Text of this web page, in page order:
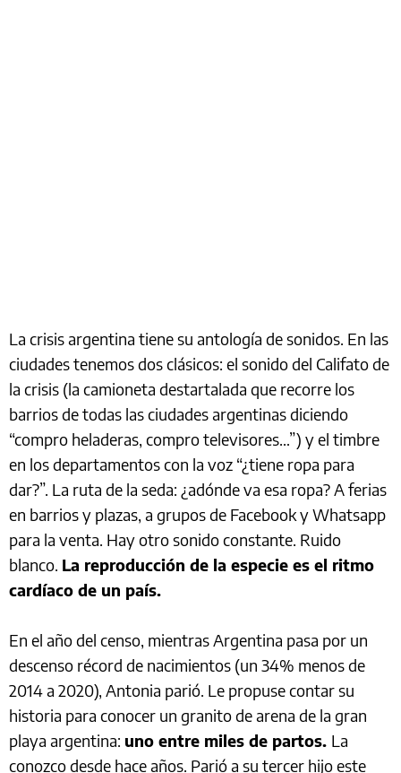
La crisis argentina tiene su antología de sonidos. En las
ciudades tenemos dos clásicos: el sonido del Califato de
la crisis (la camioneta destartalada que recorre los
barrios de todas las ciudades argentinas diciendo
“compro heladeras, compro televisores…”) y el timbre
en los departamentos con la voz “¿tiene ropa para
dar?”. La ruta de la seda: ¿adónde va esa ropa? A ferias
en barrios y plazas, a grupos de Facebook y Whatsapp
para la venta. Hay otro sonido constante. Ruido
blanco. La reproducción de la especie es el ritmo
cardíaco de un país.
En el año del censo, mientras Argentina pasa por un
descenso récord de nacimientos (un 34% menos de
2014 a 2020), Antonia parió. Le propuse contar su
historia para conocer un granito de arena de la gran
playa argentina: uno entre miles de partos. La
conozco desde hace años. Parió a su tercer hijo este